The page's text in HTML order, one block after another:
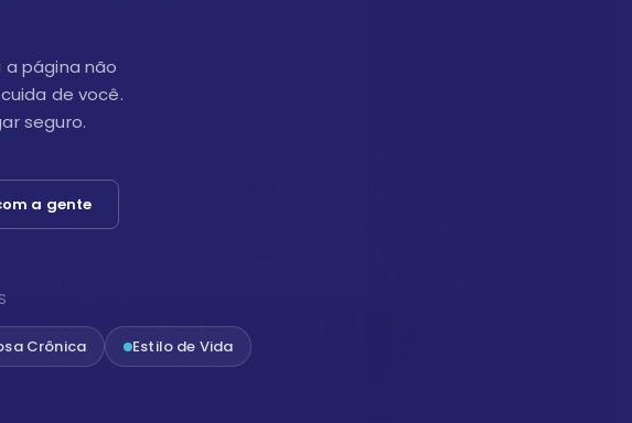
página não
de você.
seguro.
a gente
Crônica Estilo de Vida